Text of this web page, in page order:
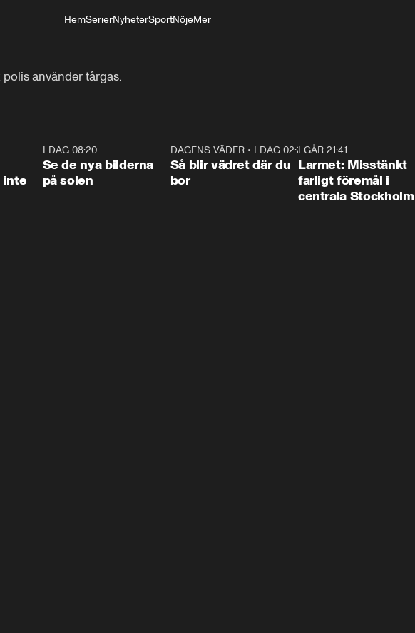
HemSerierNyheterSportNöjeMer
använder tårgas.
inte
I DAG 08:20
Se de nya bilderna
på solen
1:06
DAGENS VÄDER• I DAG 02:30
Så blir vädret där du
bor
I GÅR 21:41
Larmet: Misstänkt
farligt föremål i
centrala Stockholm